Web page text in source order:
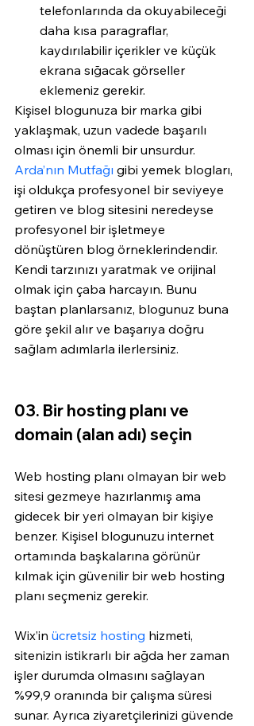
telefonlarında da okuyabileceği
daha kısa paragraflar,
kaydırılabilir içerikler ve küçük
ekrana sığacak görseller
eklemeniz gerekir.
Kişisel blogunuza bir marka gibi
yaklaşmak, uzun vadede başarılı
olması için önemli bir unsurdur.
Arda’nın Mutfağı gibi yemek blogları,
işi oldukça profesyonel bir seviyeye
getiren ve blog sitesini neredeyse
profesyonel bir işletmeye
dönüştüren blog örneklerindendir.
Kendi tarzınızı yaratmak ve orijinal
olmak için çaba harcayın. Bunu
baştan planlarsanız, blogunuz buna
göre şekil alır ve başarıya doğru
sağlam adımlarla ilerlersiniz.
03. Bir hosting planı ve
domain (alan adı) seçin
Web hosting planı olmayan bir web
sitesi gezmeye hazırlanmış ama
gidecek bir yeri olmayan bir kişiye
benzer. Kişisel blogunuzu internet
ortamında başkalarına görünür
kılmak için güvenilir bir web hosting
planı seçmeniz gerekir.
Wix’in ücretsiz hosting hizmeti,
sitenizin istikrarlı bir ağda her zaman
işler durumda olmasını sağlayan
%99,9 oranında bir çalışma süresi
sunar. Ayrıca ziyaretçilerinizi güvende